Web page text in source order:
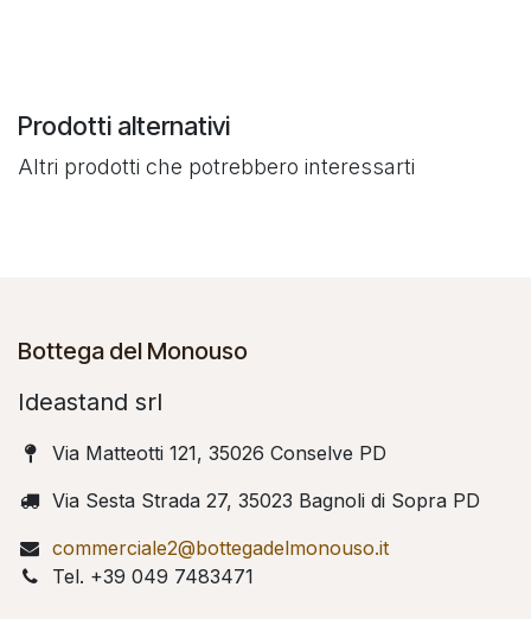
Prodotti alternativi
Altri prodotti che potrebbero interessarti
Bottega del Monouso
Ideastand srl
Via Matteotti 121, 35026 Conselve PD
Via Sesta Strada 27, 35023 Bagnoli di Sopra PD
commerciale2@bottegadelmonouso.it
Tel. +39 049 7483471